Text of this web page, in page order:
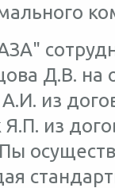
Д.В. на
из
из